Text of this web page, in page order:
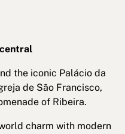
the iconic Palácio da
de São Francisco,
of Ribeira.
charm with modern